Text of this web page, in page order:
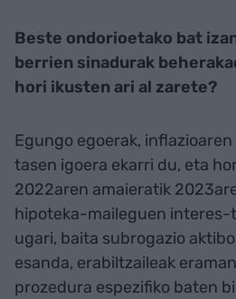
Beste ondorioetako bat
berrien sinadurak
hori ikusten ari al zarete?
Egungo egoerak,
tasen igoera ekarri du, eta
2022aren amaieratik
hipoteka-maileguen interes-
ugari, baita subrogazio
esanda, erabiltzaileak
prozedura espezifiko baten